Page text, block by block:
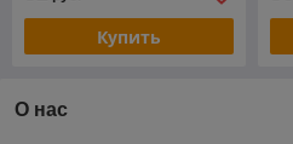
Купить
О нас